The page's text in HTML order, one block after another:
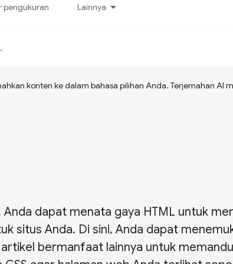
pengukuran Lainnya
.
konten ke dalam bahasa pilihan Anda. Terjemahan AI
Anda dapat menata gaya HTML untuk
situs Anda. Di sini, Anda dapat
bermanfaat lainnya untuk